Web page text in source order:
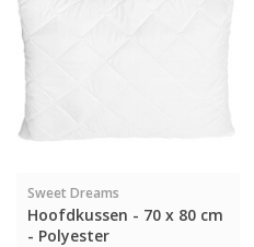
Sweet Dreams
Hoofdkussen - 70 x 80 cm
- Polyester